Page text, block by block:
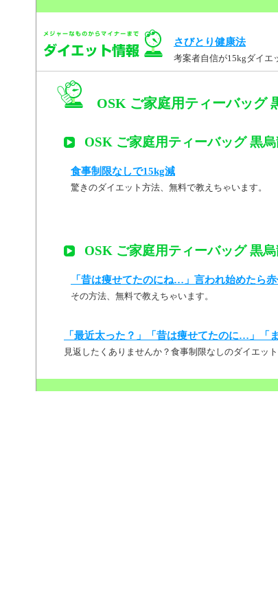
さびとり健康法
考案者自信が15kgダイエ
OSK ご家庭用ティーバッグ
OSK ご家庭用ティーバッグ 黒
食事制限なしで15kg減
驚きのダイエット方法、無料で教えちゃいます。
OSK ご家庭用ティーバッグ 黒
「昔は痩せてたのにね…」言われ始めたら
その方法、無料で教えちゃいます。
「最近太った？」「昔は痩せてたのに…」「
見返したくありませんか？食事制限なしのダイエッ